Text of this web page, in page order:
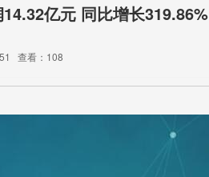
亿元 同比增长319.86%
查看：108